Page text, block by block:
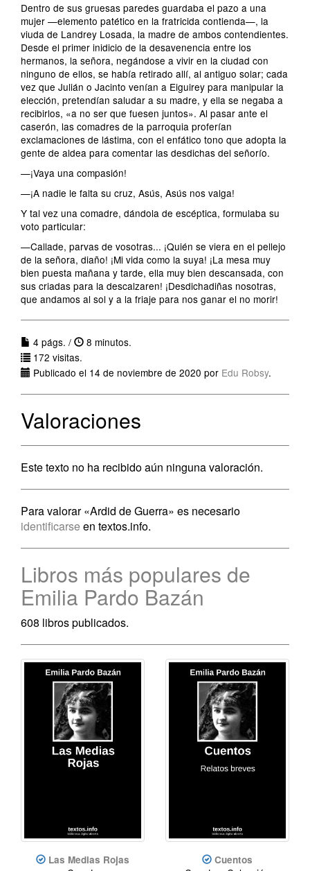
Dentro de sus gruesas paredes guardaba el pazo a una
mujer —elemento patético en la fratricida contienda—, la
viuda de Landrey Losada, la madre de ambos contendientes.
Desde el primer inidicio de la desavenencia entre los
hermanos, la señora, negándose a vivir en la ciudad con
ninguno de ellos, se había retirado allí, al antiguo solar; cada
vez que Julián o Jacinto venían a Eiguirey para manipular la
elección, pretendían saludar a su madre, y ella se negaba a
recibirlos, «a no ser que fuesen juntos». Al pasar ante el
caserón, las comadres de la parroquia proferían
exclamaciones de lástima, con el enfático tono que adopta la
gente de aldea para comentar las desdichas del señorío.
—¡Vaya una compasión!
—¡A nadie le falta su cruz, Asús, Asús nos valga!
Y tal vez una comadre, dándola de escéptica, formulaba su
voto particular:
—Callade, parvas de vosotras... ¡Quién se viera en el pellejo
de la señora, diaño! ¡Mi vida como la suya! ¡La mesa muy
bien puesta mañana y tarde, ella muy bien descansada, con
sus criadas para la descalzaren! ¡Desdichadiñas nosotras,
que andamos al sol y a la friaje para nos ganar el no morir!
4 págs. /
8 minutos.
172 visitas.
Publicado el 14 de noviembre de 2020 por Edu Robsy.
Valoraciones
Este texto no ha recibido aún ninguna valoración.
Para valorar «Ardid de Guerra» es necesario
identificarse en textos.info.
Libros más populares de
Emilia Pardo Bazán
608 libros publicados.
Las Medias Rojas Cuentos